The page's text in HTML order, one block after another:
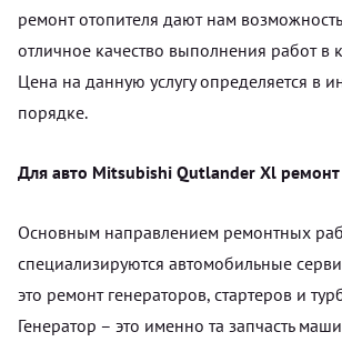
ремонт отопителя дают нам
отличное качество выполнения работ в
Цена на данную услугу определяется в
порядке.
Для авто Mitsubishi Qutlander Xl ремонт
Основным направлением ремонтных
специализируются автомобильные
это ремонт генераторов, стартеров и
Генератор – это именно та запчасть